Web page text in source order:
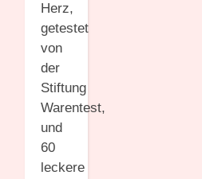
Herz,
getestet
von
der
Stiftung
Warentest,
und
60
leckere